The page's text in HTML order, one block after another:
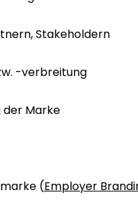
Stakeholdern
-verbreitung
Marke
(Employer